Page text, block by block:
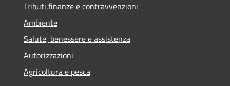
Tributi,finanze e contravvenzioni
Ambiente
Salute, benessere e assistenza
Autorizzazioni
Agricoltura e pesca